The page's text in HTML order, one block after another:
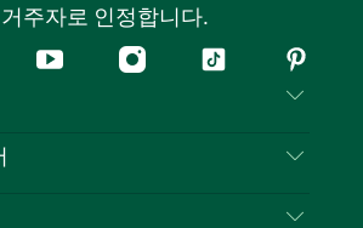
주자로 인정합니다.
유
인
틱
핀
터
스